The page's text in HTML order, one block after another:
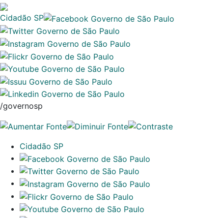
Cidadão SP
/governosp
Cidadão SP